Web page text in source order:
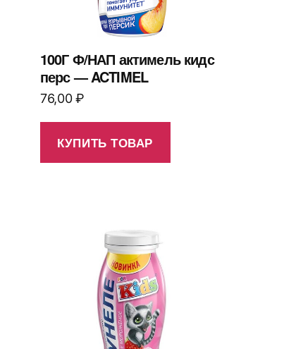
100Г Ф/НАП актимель кидс
перс — ACTIMEL
76,00₽
КУПИТЬ ТОВАР